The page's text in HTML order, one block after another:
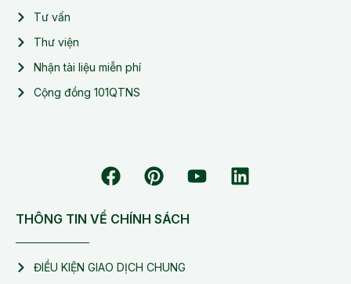
Tư vấn
Thư viện
Nhận tài liệu miễn phí
Cộng đồng 101QTNS
THÔNG TIN VỀ CHÍNH SÁCH
ĐIỀU KIỆN GIAO DỊCH CHUNG